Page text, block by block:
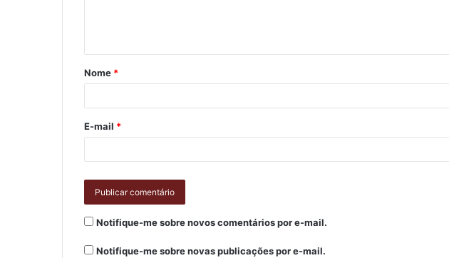
Nome *
E-mail *
Notifique-me sobre novos comentários por e-mail.
Notifique-me sobre novas publicações por e-mail.